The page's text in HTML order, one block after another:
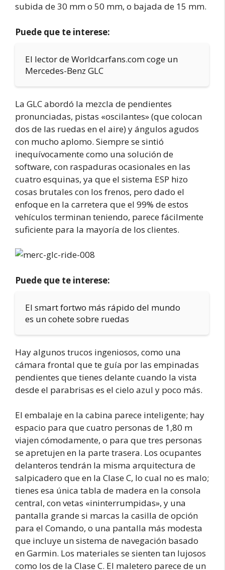
subida de 30 mm o 50 mm, o bajada de 15 mm.
Puede que te interese:
El lector de Worldcarfans.com coge un
Mercedes-Benz GLC
La GLC abordó la mezcla de pendientes
pronunciadas, pistas «oscilantes» (que colocan
dos de las ruedas en el aire) y ángulos agudos
con mucho aplomo. Siempre se sintió
inequívocamente como una solución de
software, con raspaduras ocasionales en las
cuatro esquinas, ya que el sistema ESP hizo
cosas brutales con los frenos, pero dado el
enfoque en la carretera que el 99% de estos
vehículos terminan teniendo, parece fácilmente
suficiente para la mayoría de los clientes.
Puede que te interese:
El smart fortwo más rápido del mundo
es un cohete sobre ruedas
Hay algunos trucos ingeniosos, como una
cámara frontal que te guía por las empinadas
pendientes que tienes delante cuando la vista
desde el parabrisas es el cielo azul y poco más.
El embalaje en la cabina parece inteligente; hay
espacio para que cuatro personas de 1,80 m
viajen cómodamente, o para que tres personas
se apretujen en la parte trasera. Los ocupantes
delanteros tendrán la misma arquitectura de
salpicadero que en la Clase C, lo cual no es malo;
tienes esa única tabla de madera en la consola
central, con vetas «ininterrumpidas», y una
pantalla grande si marcas la casilla de opción
para el Comando, o una pantalla más modesta
que incluye un sistema de navegación basado
en Garmin. Los materiales se sienten tan lujosos
como los de la Clase C. El maletero parece de un